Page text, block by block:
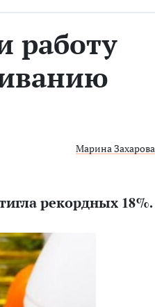
работу
Марина Захарова
рекордных 18%.